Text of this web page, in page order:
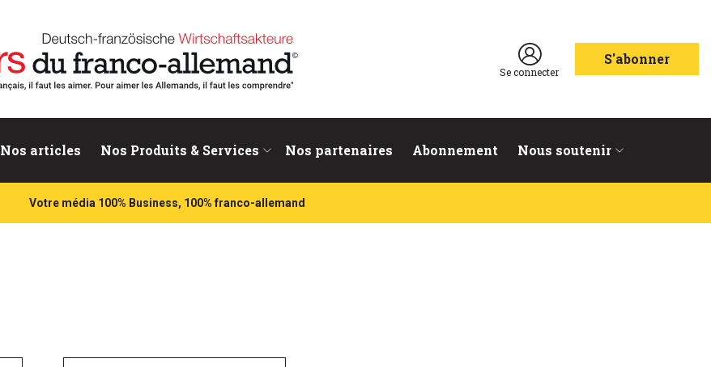
Se connecter
S'abonner
Nos articles Nos Produits & Services Nos partenaires Abonnement Nous soutenir
Votre média 100% Business, 100% franco-allemand